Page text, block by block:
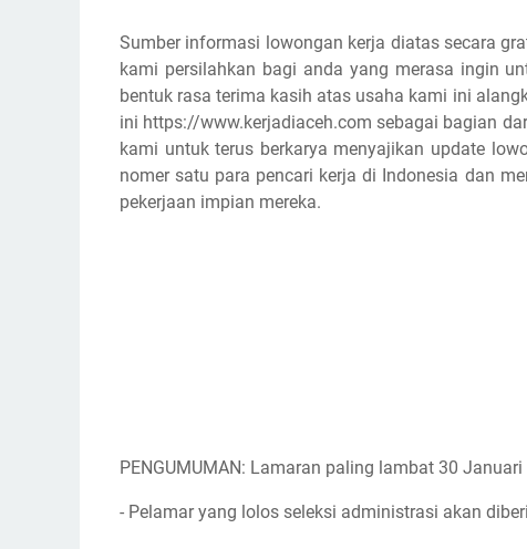
Sumber informasi lowongan kerja diatas secara
kami persilahkan bagi anda yang merasa ingin
bentuk rasa terima kasih atas usaha kami ini
ini https://www.kerjadiaceh.com sebagai bagian
kami untuk terus berkarya menyajikan update
nomer satu para pencari kerja di Indonesia dan
pekerjaan impian mereka.
PENGUMUMAN: Lamaran paling lambat 30
- Pelamar yang lolos seleksi administrasi akan